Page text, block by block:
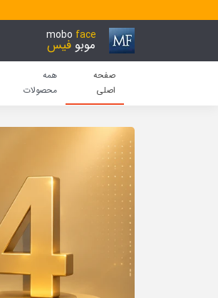
mobo face
موبو فیس
صفحه
اصلی
همه
محصولات